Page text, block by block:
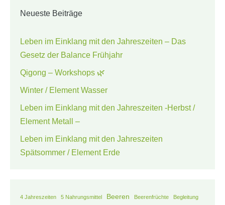
Neueste Beiträge
Leben im Einklang mit den Jahreszeiten – Das
Gesetz der Balance Frühjahr
Qigong – Workshops 🌿
Winter / Element Wasser
Leben im Einklang mit den Jahreszeiten -Herbst /
Element Metall –
Leben im Einklang mit den Jahreszeiten
Spätsommer / Element Erde
4 Jahreszeiten 5 Nahrungsmittel Beeren Beerenfrüchte Begleitung